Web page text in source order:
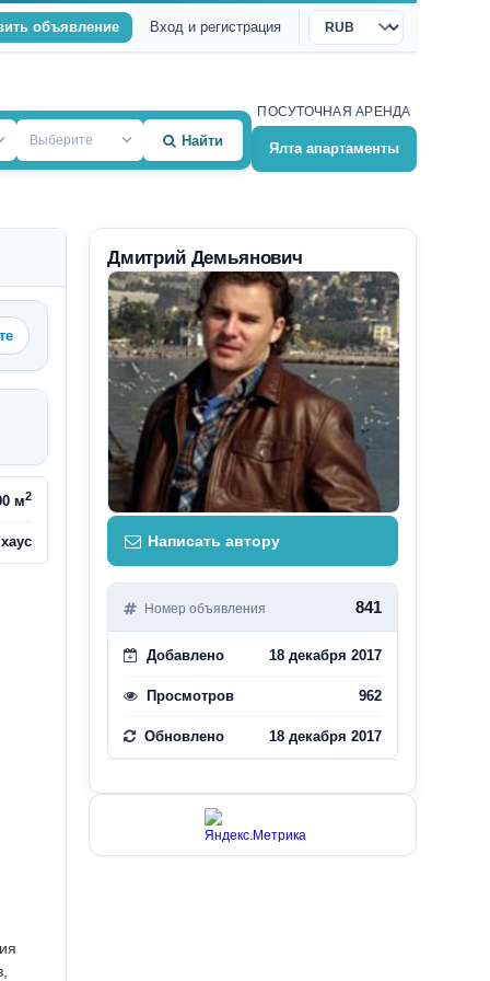
объявление Вход и регистрация
Валюта
Выберите Найти
ПОСУТОЧНАЯ АРЕНДА
Ялта апартаменты
м2
Дмитрий Демьянович
Написать автору
Номер объявления 841
Добавлено 18 декабря 2017
Просмотров 962
Обновлено 18 декабря 2017